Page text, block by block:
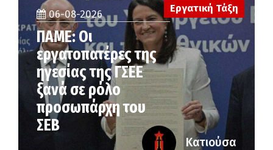
06-08-2026
ΠΑΜΕ: Οι
εργατοπατέρες της
ηγεσίας της ΓΣΕΕ
ξανά σε ρόλο
προσωπάρχη του
ΣΕΒ
Εργατική Τάξη
Κατιούσα